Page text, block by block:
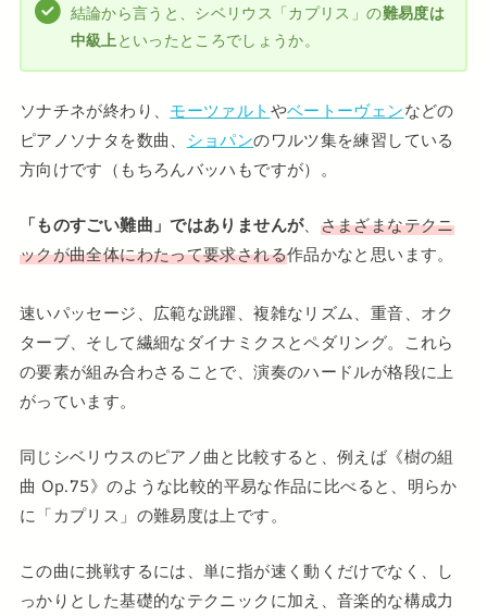
結論から言うと、シベリウス「カプリス」の難易度は
中級上 といったところでしょうか。
ソナチネが終わり、 モーツァルトやベートーヴェンなどの
ピアノソナタを数曲、 ショパンのワルツ集を練習している
方向けです（もちろんバッハもですが）。
「ものすごい難曲」ではありませんが、 さまざまなテクニ
ックが曲全体にわたって要求される作品かなと思います。
速いパッセージ、広範な跳躍、複雑なリズム、重音、オク
ターブ、そして繊細なダイナミクスとペダリング。これら
の要素が組み合わさることで、演奏のハードルが格段に上
がっています。
同じシベリウスのピアノ曲と比較すると、例えば《樹の組
曲 Op.75》のような比較的平易な作品に比べると、明らか
に「カプリス」の難易度は上です。
この曲に挑戦するには、単に指が速く動くだけでなく、し
っかりとした基礎的なテクニックに加え、音楽的な構成力